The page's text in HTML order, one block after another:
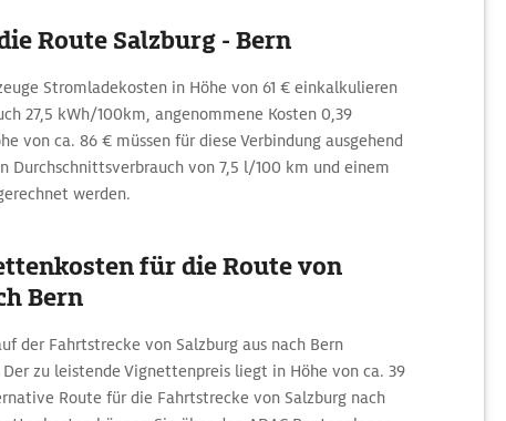
Route Salzburg - Bern
Stromladekosten in Höhe von 61 € einkalkulieren
27,5 kWh/100km, angenommene Kosten 0,39
von ca. 86 € müssen für diese Verbindung ausgehend
Durchschnittsverbrauch von 7,5 l/100 km und einem
werden.
für die Route von
Bern
der Fahrtstrecke von Salzburg aus nach Bern
zu leistende Vignettenpreis liegt in Höhe von ca. 39
Route für die Fahrtstrecke von Salzburg nach